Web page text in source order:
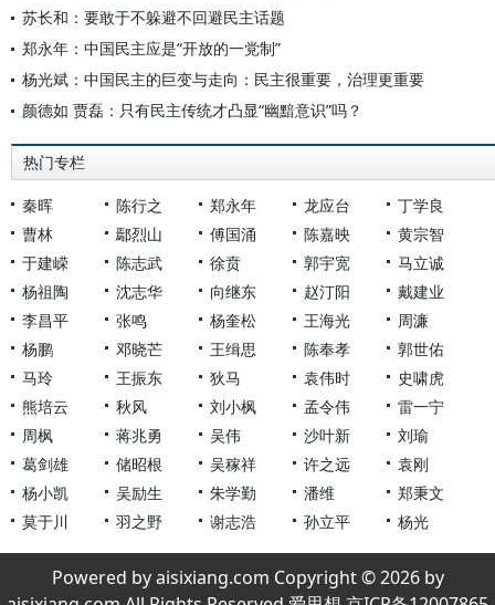
苏长和：要敢于不躲避不回避民主话题
郑永年：中国民主应是“开放的一党制”
杨光斌：中国民主的巨变与走向：民主很重要，治理更重要
颜德如 贾磊：只有民主传统才凸显“幽黯意识”吗？
热门专栏
秦晖 陈行之 郑永年 龙应台
丁学良
曹林
鄢烈山 傅国涌 陈嘉映
黄宗智
于建嵘
陈志武 徐贲 郭宇宽
马立诚
杨祖陶
沈志华 向继东 赵汀阳
戴建业
李昌平
张鸣 杨奎松 王海光
周濂
杨鹏
邓晓芒 王缉思 陈奉孝
郭世佑
马玲
王振东 狄马 袁伟时
史啸虎
熊培云
秋风 刘小枫 孟令伟
雷一宁
周枫
蒋兆勇 吴伟 沙叶新
刘瑜
葛剑雄
储昭根 吴稼祥 许之远
袁刚
杨小凯
吴励生 朱学勤 潘维
郑秉文
莫于川
羽之野 谢志浩 孙立平 杨光
Powered by aisixiang.com Copyright © 2026 by